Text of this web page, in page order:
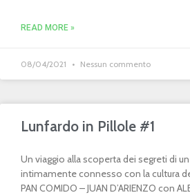
READ MORE »
08/04/2021 Nessun commento
Lunfardo in Pillole #1
Un viaggio alla scoperta dei segreti di
intimamente connesso con la cultura
PAN COMIDO – JUAN D’ARIENZO con